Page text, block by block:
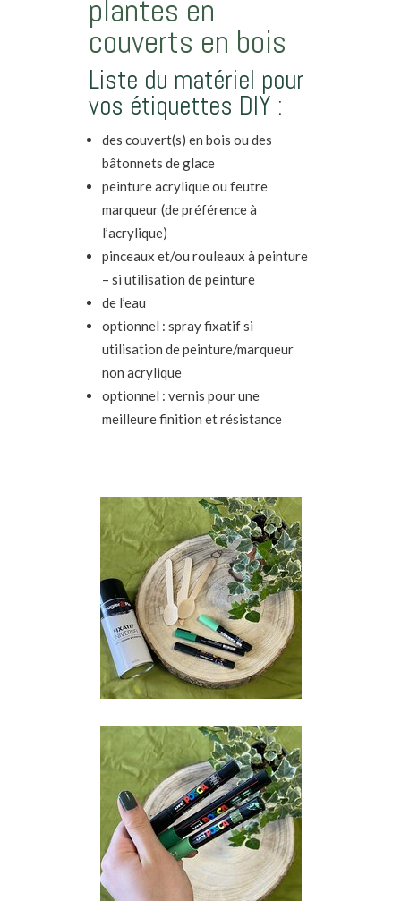
plantes en
couverts en bois
Liste du matériel pour
vos étiquettes DIY :
des couvert(s) en bois ou des
bâtonnets de glace
peinture acrylique ou feutre
marqueur (de préférence à
l’acrylique)
pinceaux et/ou rouleaux à peinture
– si utilisation de peinture
de l’eau
optionnel : spray fixatif si
utilisation de peinture/marqueur
non acrylique
optionnel : vernis pour une
meilleure finition et résistance